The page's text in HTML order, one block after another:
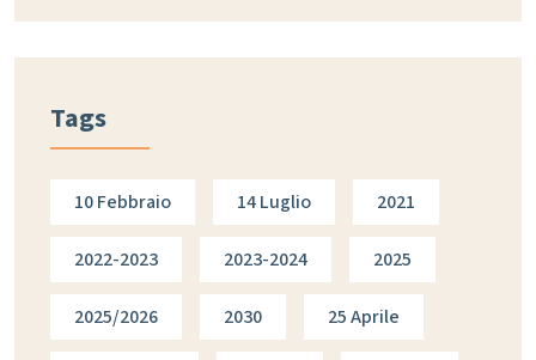
Tags
10 Febbraio 14 Luglio 2021
2022-2023 2023-2024 2025
2025/2026 2030 25 Aprile